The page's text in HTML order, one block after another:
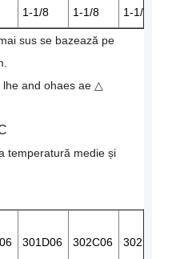
1-1/8 1-1/8 1-1/8
sus se bazează pe
lhe and ohaes ae △
temperatură medie și
301D06 302C06 302D06